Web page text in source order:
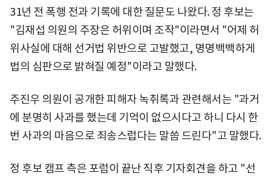
31년 전 폭행 전과 기록에 대한 질문도 나왔다. 정 후보는
"김재섭 의원의 주장은 허위이며 조작"이라면서 "어제 허
위사실에 대해 선거법 위반으로 고발했고, 명명백백하게
법의 심판으로 밝혀질 예정"이라고 말했다.
주진우 의원이 공개한 피해자 녹취록과 관련해서는 "과거
에 분명히 사과를 했는데 기억이 없으시다고 하니 다시 한
번 사과의 마음으로 죄송스럽다는 말씀 드린다"고 말했다.
정 후보 캠프 측은 포럼이 끝난 직후 기자회견을 하고 "선